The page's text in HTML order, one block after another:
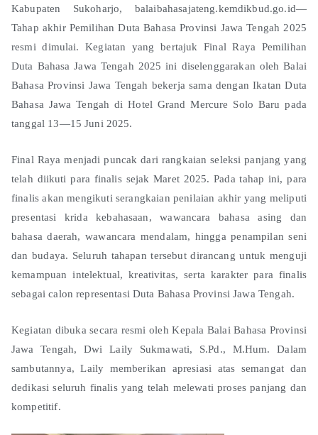
Kabupaten Sukoharjo, balaibahasajateng.kemdikbud.go.id—
Tahap akhir Pemilihan Duta Bahasa Provinsi Jawa Tengah 2025
resmi dimulai. Kegiatan yang bertajuk Final Raya Pemilihan
Duta Bahasa Jawa Tengah 2025 ini diselenggarakan oleh Balai
Bahasa Provinsi Jawa Tengah bekerja sama dengan Ikatan Duta
Bahasa Jawa Tengah di Hotel Grand Mercure Solo Baru pada
tanggal 13—15 Juni 2025.
Final Raya menjadi puncak dari rangkaian seleksi panjang yang
telah diikuti para finalis sejak Maret 2025. Pada tahap ini, para
finalis akan mengikuti serangkaian penilaian akhir yang meliputi
presentasi krida kebahasaan, wawancara bahasa asing dan
bahasa daerah, wawancara mendalam, hingga penampilan seni
dan budaya. Seluruh tahapan tersebut dirancang untuk menguji
kemampuan intelektual, kreativitas, serta karakter para finalis
sebagai calon representasi Duta Bahasa Provinsi Jawa Tengah.
Kegiatan dibuka secara resmi oleh Kepala Balai Bahasa Provinsi
Jawa Tengah, Dwi Laily Sukmawati, S.Pd., M.Hum. Dalam
sambutannya, Laily memberikan apresiasi atas semangat dan
dedikasi seluruh finalis yang telah melewati proses panjang dan
kompetitif.